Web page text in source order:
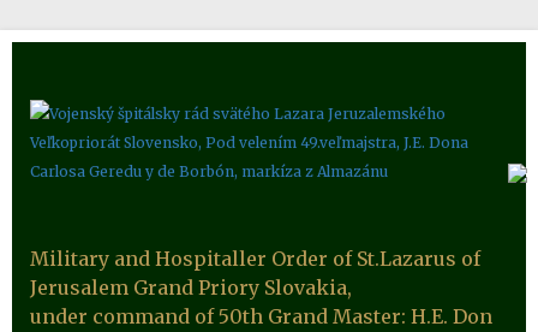
Military and Hospitaller Order of St.Lazarus of
Jerusalem Grand Priory Slovakia,
under command of 50th Grand Master: H.E. Don